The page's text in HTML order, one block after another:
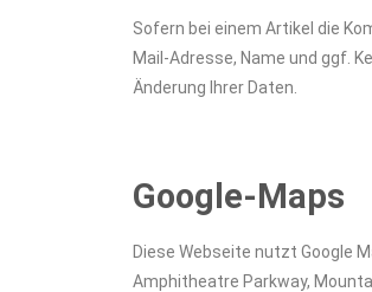
Sofern bei einem Artikel die
Mail-Adresse, Name und ggf.
Änderung Ihrer Daten.
Google-Maps
Diese Webseite nutzt Google
Amphitheatre Parkway,